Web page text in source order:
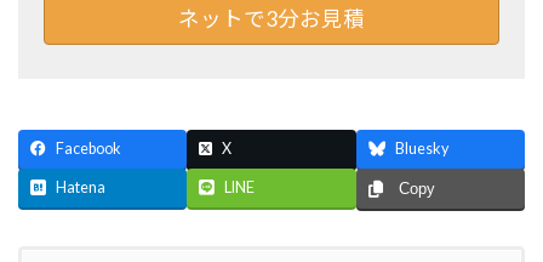
ネットで3分お見積
Facebook X Bluesky
Hatena LINE Copy